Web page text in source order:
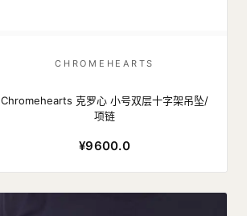
CHROMEHEARTS
Chromehearts 克罗心 小号双层十字架吊坠/
项链
¥9600.0